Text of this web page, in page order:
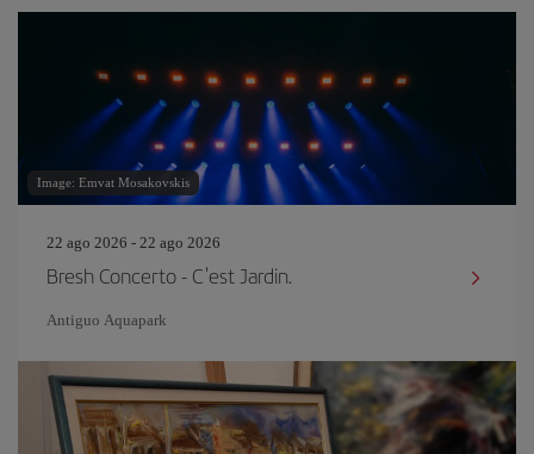
Image: Emvat Mosakovskis
22 ago 2026 - 22 ago 2026
Bresh Concerto - C'est Jardin.
Antiguo Aquapark